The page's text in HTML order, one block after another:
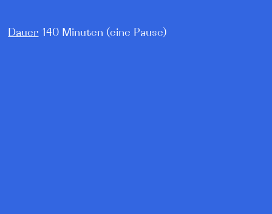
Dauer 140 Minuten (eine Pause)